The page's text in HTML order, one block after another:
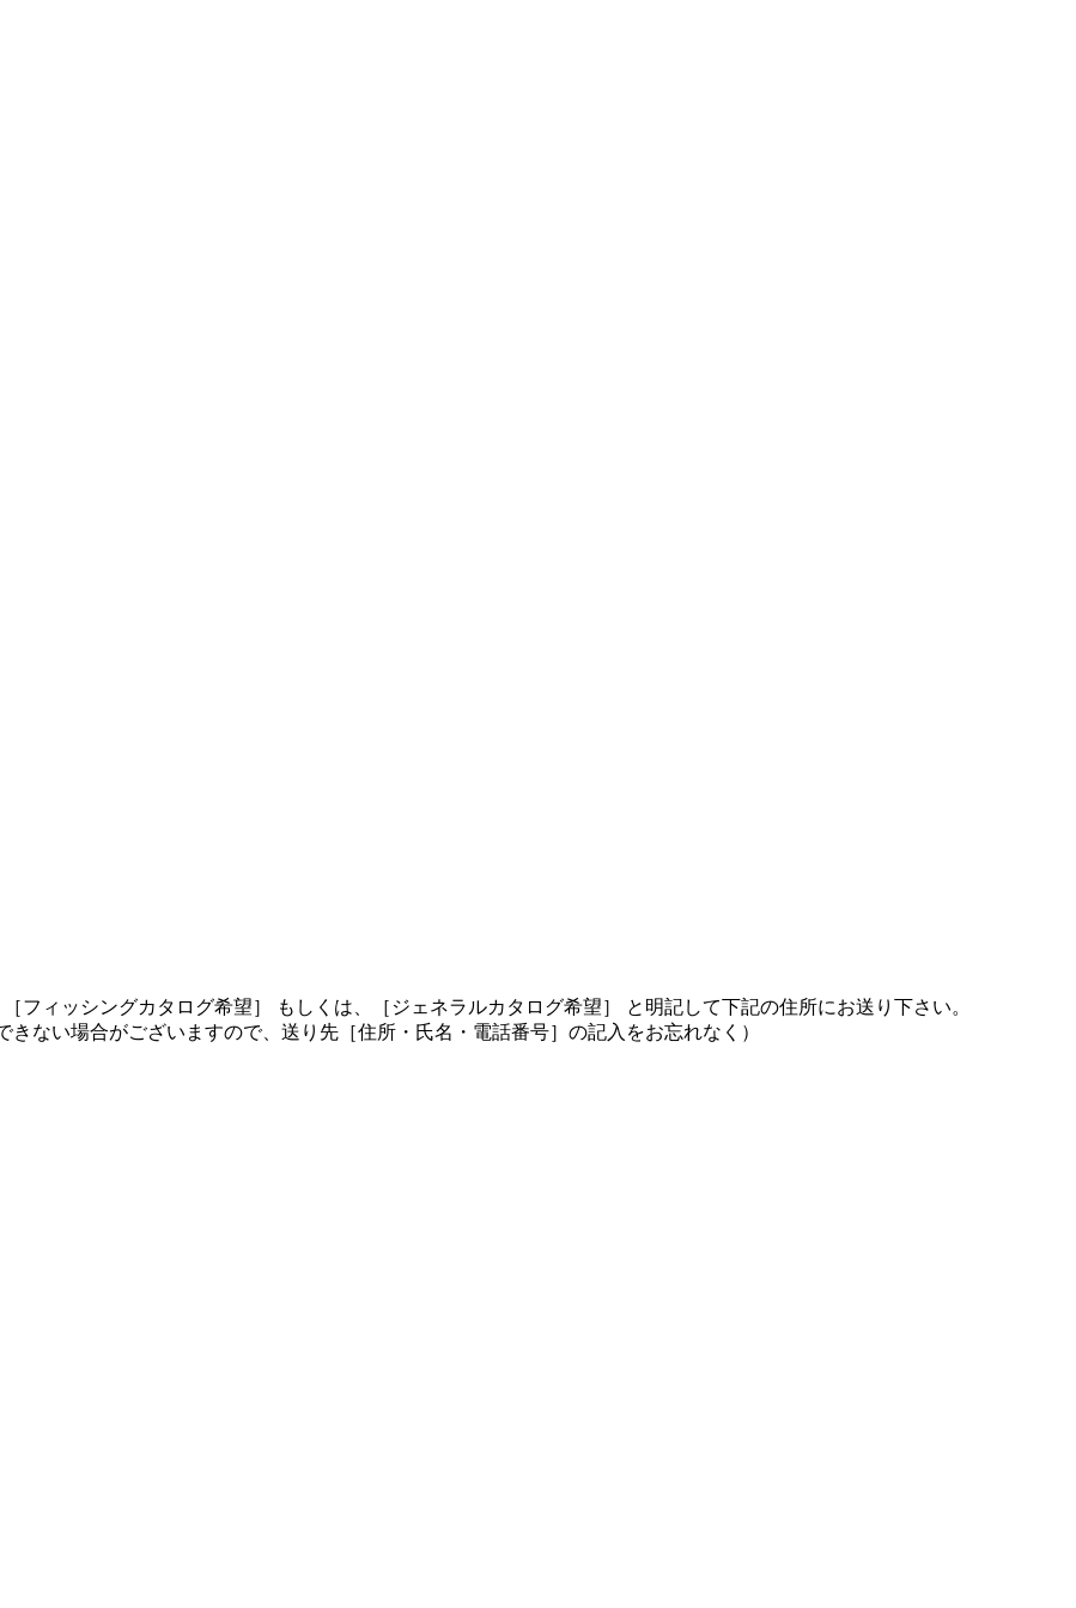
フィッシングカタログ希望］ もしくは、［ジェネラルカタログ希望］ と明記して下記の住所にお送り下さい。
ない場合がございますので、送り先［住所・氏名・電話番号］の記入をお忘れなく）